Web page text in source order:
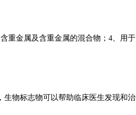
重金属及含重金属的混合物；4、用于
物标志物可以帮助临床医生发现和治